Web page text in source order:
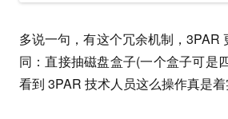
多说一句，有这个冗余机制，3PAR
同：直接抽磁盘盒子(一个盒子可是
看到 3PAR 技术人员这么操作真是着